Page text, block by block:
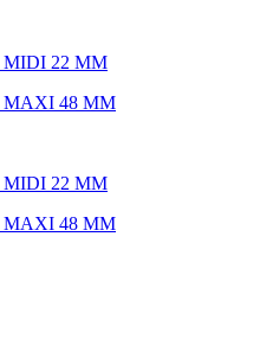
MIDI 22 ММ
MAXI 48 ММ
MIDI 22 ММ
MAXI 48 ММ